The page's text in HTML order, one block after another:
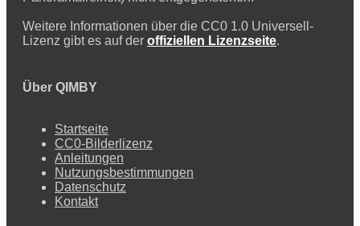
Weitere Informationen über die CC0 1.0 Universell-
Lizenz gibt es auf der offiziellen Lizenzseite.
Über QIMBY
Startseite
CC0-Bilderlizenz
Anleitungen
Nutzungsbestimmungen
Datenschutz
Kontakt